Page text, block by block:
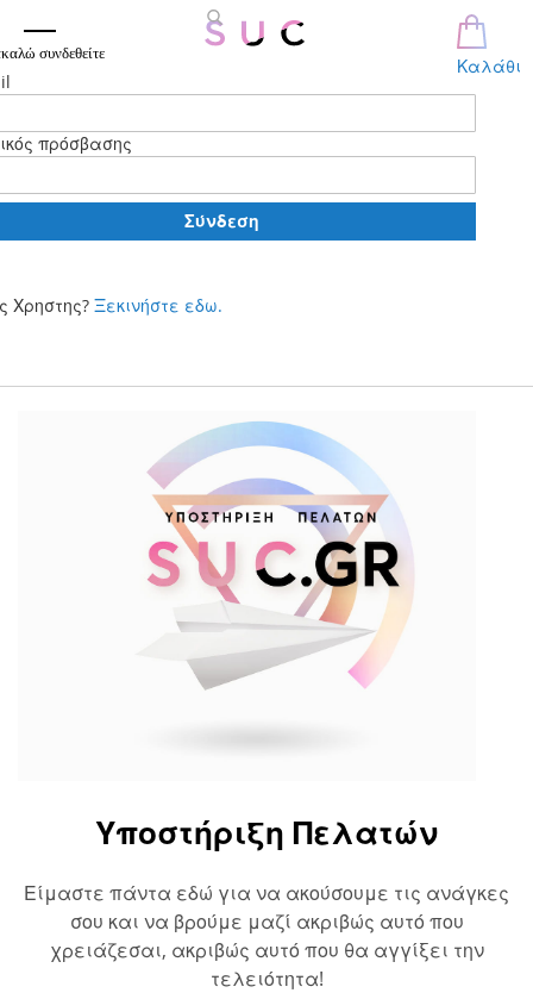
Καλάθι
συνδεθείτε
πρόσβασης
Σύνδεση
Χρηστης? Ξεκινήστε εδω.
περιεχόμενο
Υποστήριξη Πελατών
Είμαστε πάντα εδώ για να ακούσουμε τις ανάγκες
σου και να βρούμε μαζί ακριβώς αυτό που
χρειάζεσαι, ακριβώς αυτό που θα αγγίξει την
τελειότητα!